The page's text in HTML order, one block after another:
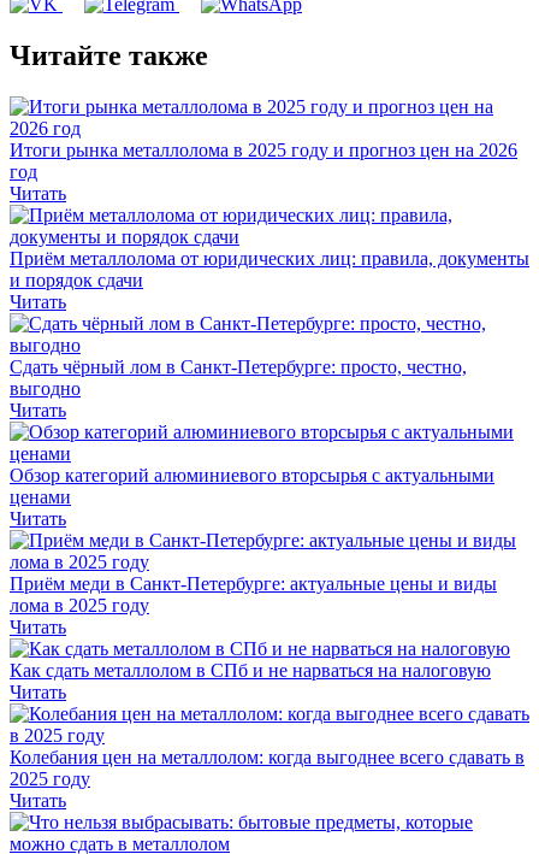
Читайте также
Итоги рынка металлолома в 2025 году и прогноз цен на 2026
год
Читать
Приём металлолома от юридических лиц: правила, документы
и порядок сдачи
Читать
Сдать чёрный лом в Санкт-Петербурге: просто, честно,
выгодно
Читать
Обзор категорий алюминиевого вторсырья с актуальными
ценами
Читать
Приём меди в Санкт-Петербурге: актуальные цены и виды
лома в 2025 году
Читать
Как сдать металлолом в СПб и не нарваться на налоговую
Читать
Колебания цен на металлолом: когда выгоднее всего сдавать в
2025 году
Читать